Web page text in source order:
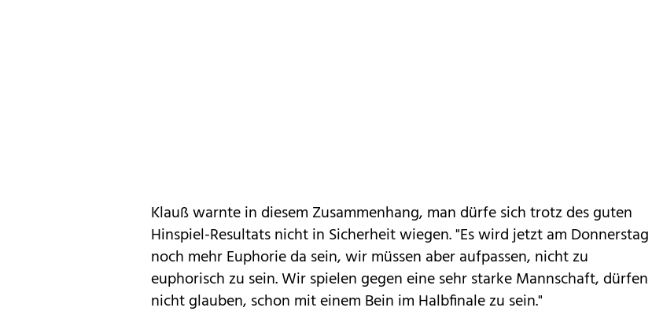
Klauß warnte in diesem Zusammenhang, man dürfe sich trotz des guten
Hinspiel-Resultats nicht in Sicherheit wiegen. "Es wird jetzt am Donnerstag
noch mehr Euphorie da sein, wir müssen aber aufpassen, nicht zu
euphorisch zu sein. Wir spielen gegen eine sehr starke Mannschaft, dürfen
nicht glauben, schon mit einem Bein im Halbfinale zu sein."